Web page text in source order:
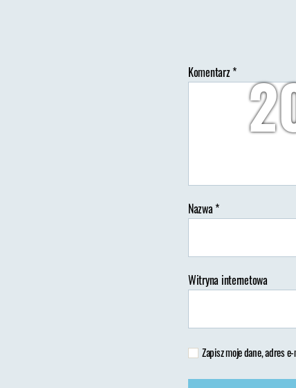
Komentarz*
Nazwa*
Witryna internetowa
Zapisz moje dane, adres